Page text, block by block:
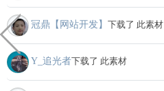
冠鼎【网站开发】 下载了 此素材
Y_追光者下载了 此素材